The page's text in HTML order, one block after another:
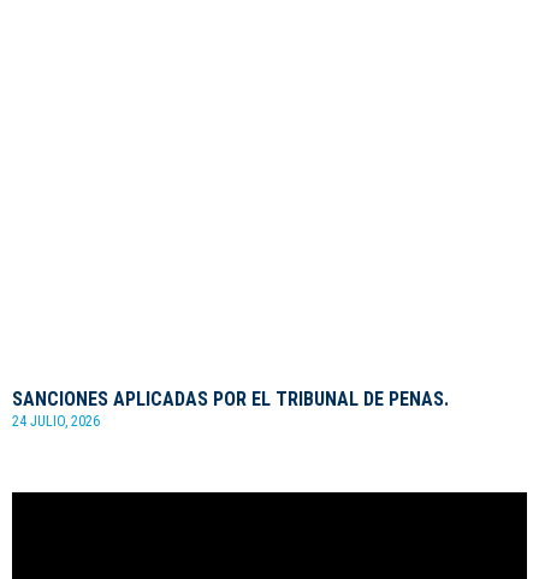
SANCIONES APLICADAS POR EL TRIBUNAL DE PENAS.
24 JULIO, 2026